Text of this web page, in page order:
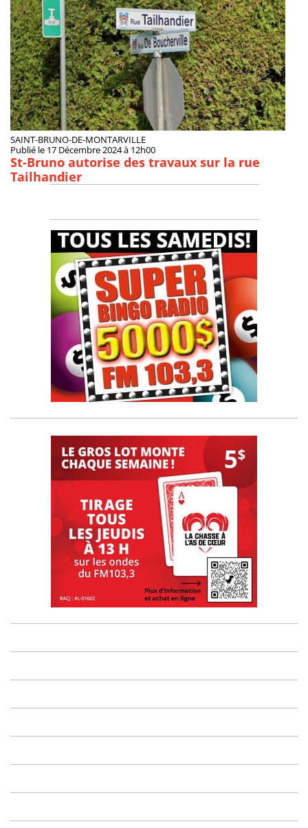
SAINT-BRUNO-DE-MONTARVILLE
Publié le 17 Décembre 2024 à 12h00
St-Bruno autorise des travaux sur la rue
Tailhandier